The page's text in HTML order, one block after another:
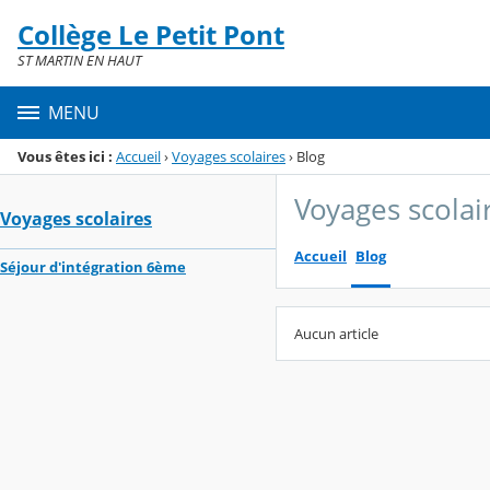
Menu de la rubrique
Contenu
Collège Le Petit Pont
ST MARTIN EN HAUT
MENU
Vous êtes ici : Accueil›Voyages scolaires› Blog
Voyages scolaires
Séjour d'intégration 6ème
Voyages
Accueil Blog
Aucun article